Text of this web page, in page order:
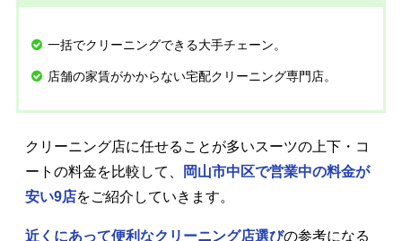
一括でクリーニングできる大手チェーン。
店舗の家賃がかからない宅配クリーニング専門店。
クリーニング店に任せることが多いスーツの上下・コ
ートの料金を比較して、
岡山市中区で営業中の料金が
安い9店をご紹介していきます。
近くにあって便利なクリーニング店選びの参考になる